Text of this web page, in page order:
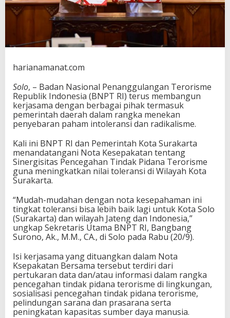
n
P
e
m
k
S
r
a
k
a
r
a
U
n
t
C
e
g
a
h
n
t
o
l
e
r
a
harianamanat.com
Solo, – Badan Nasional Penanggulangan Terorisme
Republik Indonesia (BNPT RI) terus membangun
kerjasama dengan berbagai pihak termasuk
pemerintah daerah dalam rangka menekan
penyebaran paham intoleransi dan radikalisme.
Kali ini BNPT RI dan Pemerintah Kota Surakarta
menandatangani Nota Kesepakatan tentang
Sinergisitas Pencegahan Tindak Pidana Terorisme
guna meningkatkan nilai toleransi di Wilayah Kota
Surakarta.
“Mudah-mudahan dengan nota kesepahaman ini
tingkat toleransi bisa lebih baik lagi untuk Kota Solo
(Surakarta) dan wilayah Jateng dan Indonesia,”
ungkap Sekretaris Utama BNPT RI, Bangbang
Surono, Ak., M.M., CA., di Solo pada Rabu (20/9).
Isi kerjasama yang dituangkan dalam Nota
Ksepakatan Bersama tersebut terdiri dari
pertukaran data dan/atau informasi dalam rangka
pencegahan tindak pidana terorisme di lingkungan,
sosialisasi pencegahan tindak pidana terorisme,
pelindungan sarana dan prasarana serta
peningkatan kapasitas sumber daya manusia.